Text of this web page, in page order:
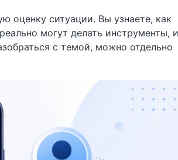
оценку ситуации. Вы узнаете, как
могут делать инструменты, и
с темой, можно отдельно